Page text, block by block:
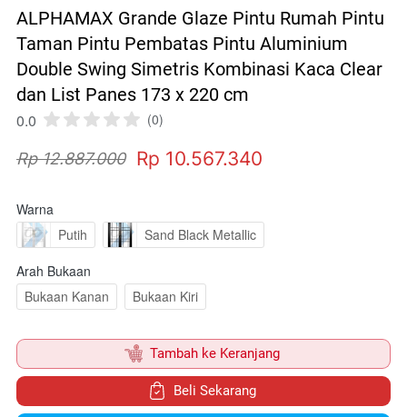
ALPHAMAX Grande Glaze Pintu Rumah Pintu
Taman Pintu Pembatas Pintu Aluminium
Double Swing Simetris Kombinasi Kaca Clear
dan List Panes 173 x 220 cm
0.0 (0)
Rp 12.887.000 Rp 10.567.340
Warna
Putih
Sand Black Metallic
Arah Bukaan
Bukaan Kanan
Bukaan Kiri
` Tambah ke Keranjang
` Beli Sekarang